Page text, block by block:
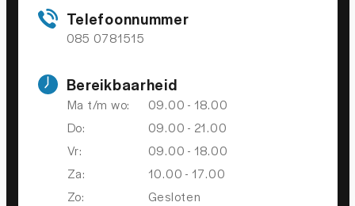
OVERIGE
Volledig digitaal instrumentenpaneel
Afdaal assistent
Bluetooth
Connected services
electronic climate control
Telefoonnummer
085 0781515
Bereikbaarheid
Ma t/m wo:
09.00 - 18.00
Do:
09.00 - 21.00
Vr:
09.00 - 18.00
Za:
10.00 - 17.00
Zo:
Gesloten